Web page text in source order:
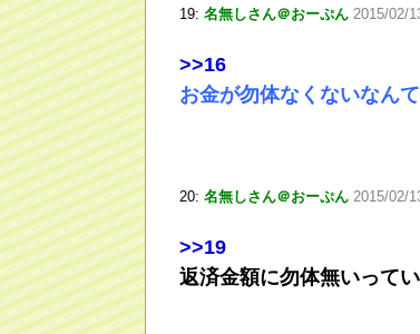
19: 名無しさん＠おーぷん 2015/02/
>>16
お金が勿体なくないなん
20: 名無しさん＠おーぷん 2015/02/
>>19
返済金額に勿体無いって